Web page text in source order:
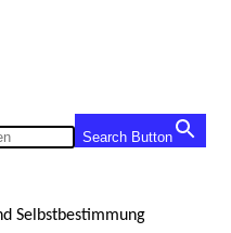
Search Button
Selbstbestimmung